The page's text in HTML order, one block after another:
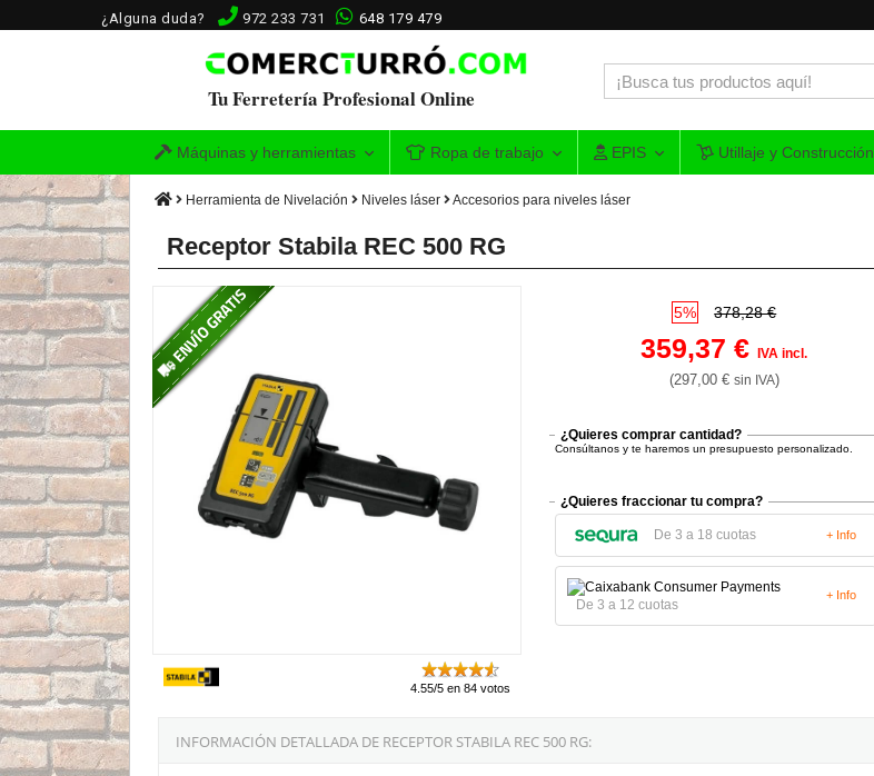
¿Alguna duda? 972 233 731 648 179 479
Tu Ferretería Profesional Online
Máquinas y herramientas Ropa de trabajo EPIS Utillaje y Construcción
Herramienta de Nivelación Niveles láser Accesorios para niveles láser
Receptor Stabila REC 500 RG
4.55/5 en 84 votos
5% 378,28 €
359,37 €IVA incl.
(297,00 € sin IVA)
¿Quieres comprar cantidad?
Consúltanos y te haremos un presupuesto personalizado.
¿Quieres fraccionar tu compra?
De 3 a 18 cuotas + Info
De 3 a 12 cuotas
+ Info
INFORMACIÓN DETALLADA DE RECEPTOR STABILA REC 500 RG: